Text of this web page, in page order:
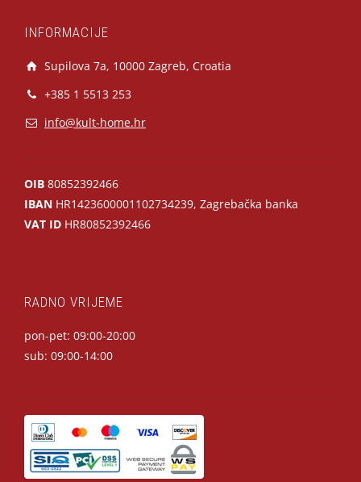
INFORMACIJE
Supilova 7a, 10000 Zagreb, Croatia
+385 1 5513 253
info@kult-home.hr
OIB 80852392466
IBAN HR1423600001102734239, Zagrebačka banka
VAT ID HR80852392466
RADNO VRIJEME
pon-pet: 09:00-20:00
sub: 09:00-14:00